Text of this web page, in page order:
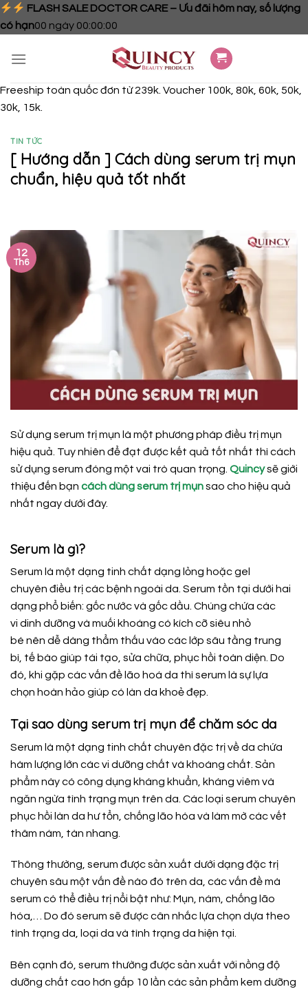
FLASH SALE DOCTOR CARE – Ưu đãi hôm nay, số lượng
có hạn00 ngày 00:00:00
Freeship toàn quốc đơn từ 239k. Voucher 100k, 80k, 60k, 50k,
30k, 15k.
TIN TỨC
[ Hướng dẫn ] Cách dùng serum trị mụn
chuẩn, hiệu quả tốt nhất
12
Th6
Sử dụng serum trị mụn là một phương pháp điều trị mụn
hiệu quả. Tuy nhiên để đạt được kết quả tốt nhất thì cách
sử dụng serum đóng một vai trò quan trọng. Quincysẽ giới
thiệu đến bạn cách dùng serum trị mụnsao cho hiệu quả
nhất ngay dưới đây.
Serum là gì?
Serum là một dạng tinh chất dạng lỏng hoặc gel
chuyên điều trịcác bệnh ngoài da. Serum tồn tại dưới hai
dạng phổ biến: gốc nước và gốc dầu. Chúng chứa các
vi dinh dưỡng và muối khoáng có kích cỡsiêu nhỏ
bé nên dễ dàng thẩm thấu vào các lớp sâu tầng trung
bì, tế bào giúp tái tạo, sửa chữa, phục hồi toàn diện. Do
đó, khi gặp các vấn đề lão hoá da thì serum là sự lựa
chọn hoàn hảo giúp có làn da khoẻ đẹp.
Tại sao dùng serum trị mụn để chăm sóc da
Serum là một dạng tinh chất chuyên đặc trị về da chứa
hàm lượng lớn các vi dưỡng chất và khoáng chất. Sản
phẩm này có công dụng kháng khuẩn, kháng viêm và
ngăn ngừa tình trạng mụn trên da. Các loại serum chuyên
phục hồi làn da hư tổn, chống lão hóa và làm mờ các vết
thâm nám, tàn nhang.
Thông thường, serum được sản xuất dưới dạng đặc trị
chuyên sâu một vấn đề nào đó trên da, các vấn đề mà
serum có thể điều trị nổi bật như: Mụn, nám, chống lão
hóa,… Do đó serum sẽ được cân nhắc lựa chọn dựa theo
tình trạng da, loại da và tình trạng da hiện tại.
Bên cạnh đó, serum thường được sản xuất với nồng độ
dưỡng chất cao hơn gấp 10 lần các sản phẩm kem dưỡng